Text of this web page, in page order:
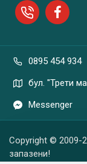
0895 454 934
бул. "Трети
Messenger
Copyright © 2009-
запазени!